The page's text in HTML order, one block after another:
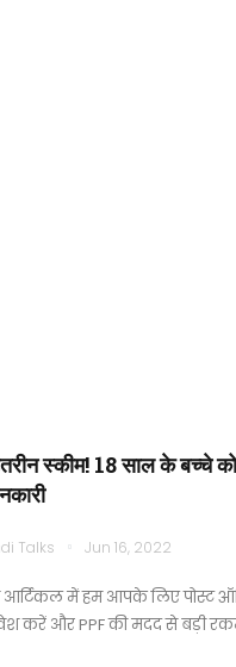
स्कीम! 18 साल के बच्चे
Talks Jun 16, 2022
में हम आपके लिए पोस्ट
करें और PPF की मदद से बड़ी